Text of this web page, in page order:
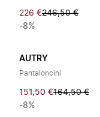
226 €246,50 €
-8%
AUTRY
Pantaloncini
151,50 €164,50 €
-8%